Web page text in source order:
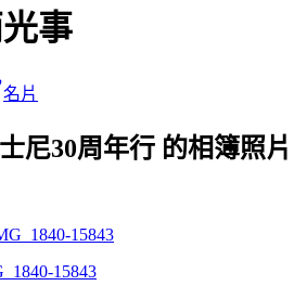
事
名片
尼30周年行 的相簿照片
15843